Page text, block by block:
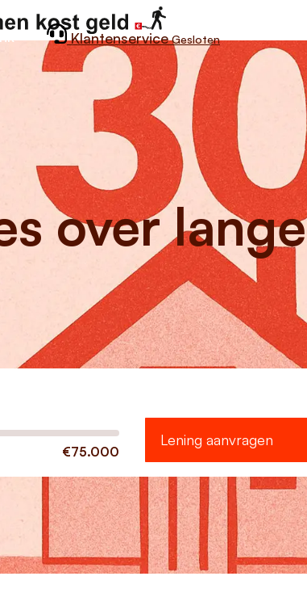
Klantenservice Gesloten
over lange
€75.000
Lening aanvragen